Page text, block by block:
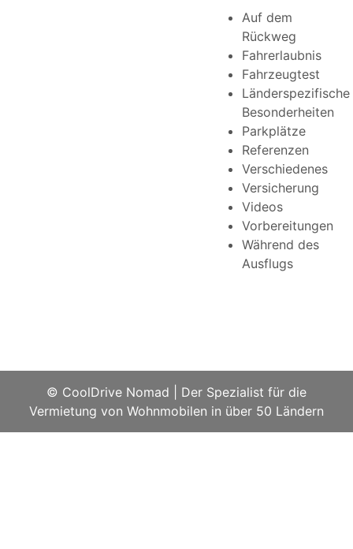
Auf dem
Rückweg
Fahrerlaubnis
Fahrzeugtest
Länderspezifische
Besonderheiten
Parkplätze
Referenzen
Verschiedenes
Versicherung
Videos
Vorbereitungen
Während des
Ausflugs
© CoolDrive Nomad
Der Spezialist für die
Vermietung von Wohnmobilen in über 50 Ländern